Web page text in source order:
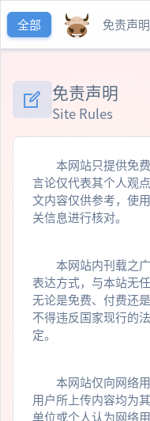
全部 免责声明
免责声明
Site Rules
本网站只提供免费
言论仅代表其个人观
文内容仅供参考，使
关信息进行核对。
本网站内刊载之广
表达方式，与本站无
无论是免费、付费还
不得违反国家现行的
定。
本网站仅向网络用
用户所上传内容均为
单位或个人认为网络